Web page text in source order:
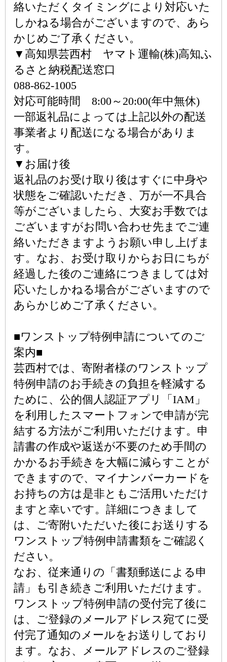
絡いただくタイミングにより対応いた
しかねる場合がございますので、あら
かじめご了承ください。
▼高知県芸西村 ヤマト運輸(株)高知ふ
るさと納税配送窓口
088-862-1005
対応可能時間 8:00～20:00(年中無休)
一部返礼品によっては上記以外の配送
事業者より配送になる場合がありま
す。
▼お届け後
返礼品のお受け取り後はすぐに中身や
状態をご確認いただき、万が一不具合
等がございましたら、大変お手数では
ございますがお問い合わせ先までご連
絡いただきますようお願い申し上げま
す。なお、お受け取りからお日にちが
経過した後のご連絡につきましては対
応いたしかねる場合がございますので
あらかじめご了承ください。
■ワンストップ特例申請についてのご
案内■
芸西村では、寄附者様のワンストップ
特例申請のお手続きの負担を軽減する
ために、公的個人認証アプリ「IAM」
を利用したスマートフォンで申請が完
結する方法がご利用いただけます。申
請書の作成や返送が不要のため手間の
かかるお手続きを大幅に減らすことが
できますので、マイナンバーカードを
お持ちの方は是非ともご活用いただけ
ますと幸いです。詳細につきまして
は、ご寄附いただいた後にお送りする
ワンストップ特例申請書類をご確認く
ださい。
なお、従来通りの「書類郵送による申
請」も引き続きご利用いただけます。
ワンストップ特例申請の受付完了後に
は、ご登録のメールアドレス宛てに受
付完了通知のメールをお送りしており
ます。なお、メールアドレスのご登録